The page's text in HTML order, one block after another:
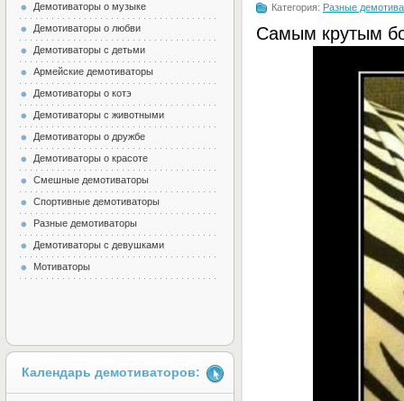
Категория: Разные
Самым крутым
Демотиваторы о музыке
Демотиваторы о любви
Демотиваторы с детьми
Армейские демотиваторы
Демотиваторы о котэ
Демотиваторы с животными
Демотиваторы о дружбе
Демотиваторы о красоте
Смешные демотиваторы
Спортивные демотиваторы
Разные демотиваторы
Демотиваторы с девушками
Мотиваторы
Календарь демотиваторов: